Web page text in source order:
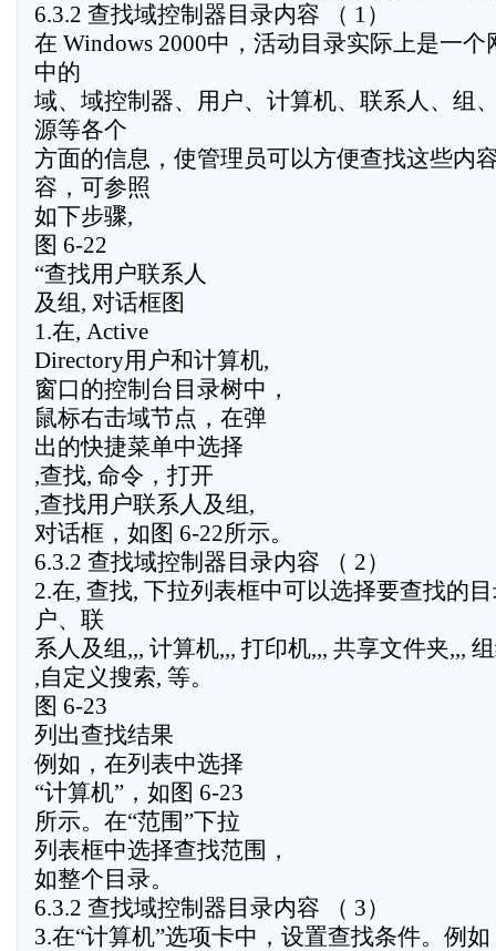
6.3.2 查找域控制器目录内容 （ 1）
在 Windows 2000中，活动目录实际上是一
中的
域、域控制器、用户、计算机、联系人、组
源等各个
方面的信息，使管理员可以方便查找这些内
容，可参照
如下步骤,
图 6-22
“查找用户联系人
及组, 对话框图
1.在, Active
Directory用户和计算机,
窗口的控制台目录树中，
鼠标右击域节点，在弹
出的快捷菜单中选择
,查找, 命令，打开
,查找用户联系人及组,
对话框，如图 6-22所示。
6.3.2 查找域控制器目录内容 （ 2）
2.在, 查找, 下拉列表框中可以选择要查找的
户、联
系人及组,,, 计算机,,, 打印机,,, 共享文件夹,,,
,自定义搜索, 等。
图 6-23
列出查找结果
例如，在列表中选择
“计算机”，如图 6-23
所示。在“范围”下拉
列表框中选择查找范围，
如整个目录。
6.3.2 查找域控制器目录内容 （ 3）
3.在“计算机”选项卡中，设置查找条件。例如